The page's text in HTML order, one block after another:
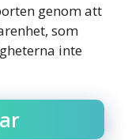
genom att
som
inte